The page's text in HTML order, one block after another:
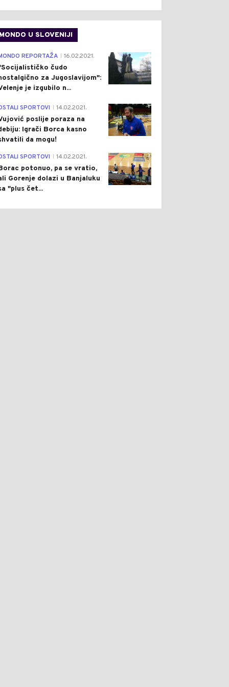
MONDO U SLOVENIJI
4
REPORTAŽA 16.02.2021.
čudo
za Jugoslavijom":
je izgubilo n...
1
SPORTOVI 14.02.2021.
poslije poraza na
Igrači Borca kasno
da mogu!
3
SPORTOVI 14.02.2021.
potonuo, pa se vratio,
Gorenje dolazi u Banjaluku
"plus čet...